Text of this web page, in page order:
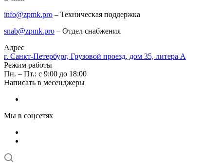
info@zpmk.pro – Техническая поддержка
snab@zpmk.pro – Отдел снабжения
Адрес
г. Санкт-Петербург, Грузовой проезд, дом 35, литера А
Режим работы
Пн. – Пт.: с 9:00 до 18:00
Написать в месенджеры
Мы в соцсетях